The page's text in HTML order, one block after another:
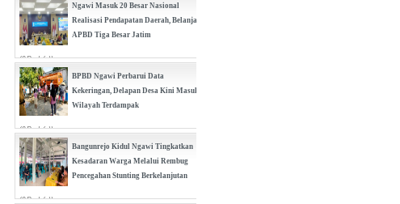
Ngawi Masuk 20 Besar Nasional
Realisasi Pendapatan Daerah, Belanja
APBD Tiga Besar Jatim
(0 Reply(s))
BPBD Ngawi Perbarui Data
Kekeringan, Delapan Desa Kini Masuk
Wilayah Terdampak
(0 Reply(s))
Bangunrejo Kidul Ngawi Tingkatkan
Kesadaran Warga Melalui Rembug
Pencegahan Stunting Berkelanjutan
(0 Reply(s))